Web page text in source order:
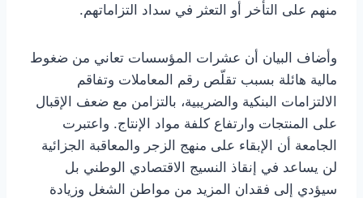
منهم على التأخر أو التعثر في سداد التزاماتهم.
وأضاف البيان أن عشرات المؤسسات تعاني من ضغوط
مالية هائلة بسبب تقلّص رقم المعاملات وتفاقم
الالتزامات البنكية والضريبية، بالتزامن مع ضعف الإقبال
على المنتجات وارتفاع كلفة مواد الإنتاج. واعتبرت
الجامعة أن الإبقاء على منهج الزجر والمعاقبة الجزائية
لن يساعد في إنقاذ النسيج الاقتصادي الوطني بل
سيؤدي إلى فقدان المزيد من مواطن الشغل وزيادة